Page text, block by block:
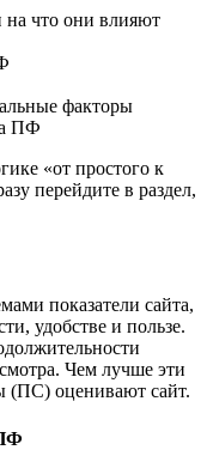
на что они влияют
факторы
ПФ
«от простого к
перейдите в раздел,
показатели сайта,
удобстве и пользе.
Чем лучше эти
(ПС) оценивают сайт.